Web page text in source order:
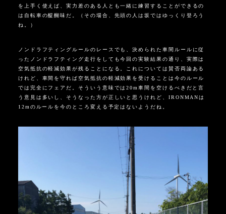
を上手く使えば、実力差のある人とも一緒に練習することができるの
は自転車の醍醐味だ。（その場合、先頭の人は坂ではゆっくり登ろう
ね。）
ノンドラフティングルールのレースでも、決められた車間ルールに従
ったノンドラフティング走行をしても今回の実験結果の通り、実際は
空気抵抗の軽減効果が残ることになる。これについては賛否両論ある
けれど、車間を守れば空気抵抗の軽減効果を受けることは今のルール
では完全にフェアだ。そういう意味では20m車間を空けるべきだと言
う意見は多いし、そうなった方が正しいと思うけれど、 IRONMANは
12m のルールを今のところ変える予定はないようだね。